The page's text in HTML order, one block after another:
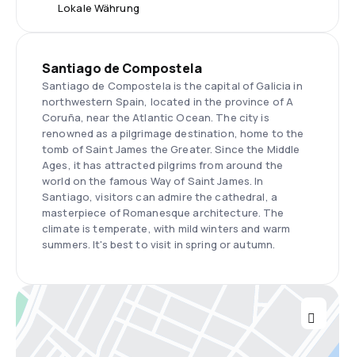
Lokale Währung
Santiago de Compostela
Santiago de Compostela is the capital of Galicia in
northwestern Spain, located in the province of A
Coruña, near the Atlantic Ocean. The city is
renowned as a pilgrimage destination, home to the
tomb of Saint James the Greater. Since the Middle
Ages, it has attracted pilgrims from around the
world on the famous Way of Saint James. In
Santiago, visitors can admire the cathedral, a
masterpiece of Romanesque architecture. The
climate is temperate, with mild winters and warm
summers. It's best to visit in spring or autumn.